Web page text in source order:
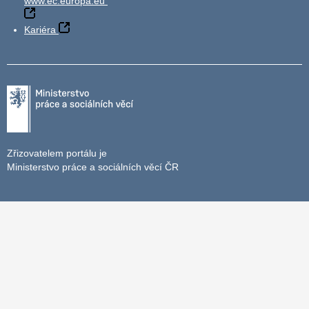
Kariéra
Zřizovatelem portálu je
Ministerstvo práce a sociálních věcí ČR